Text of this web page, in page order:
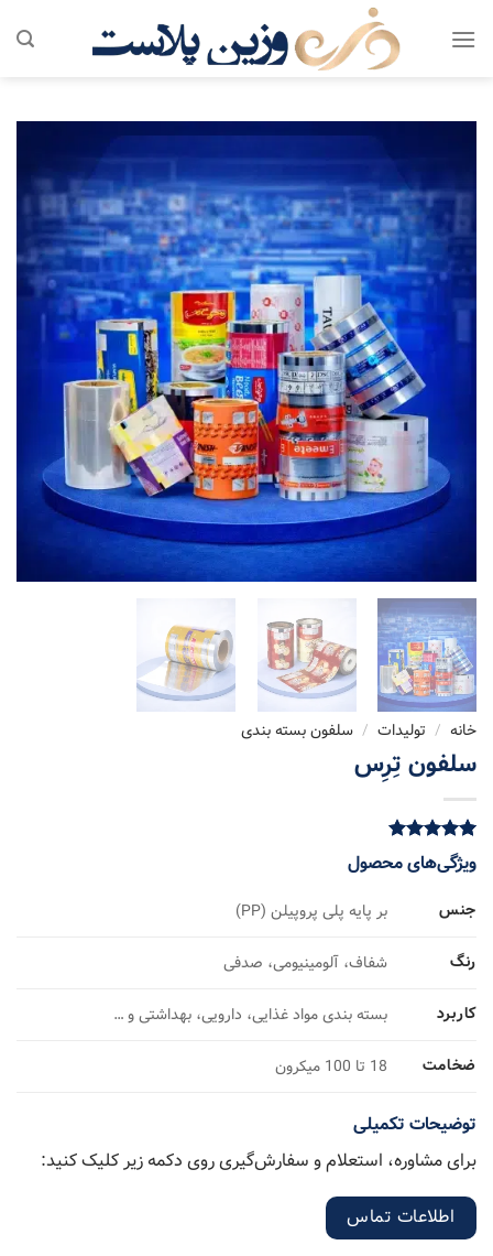
خانه / تولیدات / سلفون بسته بندی
سلفون تِرِس
امتیاز 5.00
از 5 امتیاز
ویژگی‌های محصول
جنس بر پایه پلی پروپیلن (PP)
رنگ شفاف، آلومینیومی، صدفی
کاربرد بسته بندی مواد غذایی، دارویی، بهداشتی و …
ضخامت 18 تا 100 میکرون
توضیحات تکمیلی
برای مشاوره، استعلام و سفارش‌گیری روی دکمه زیر کلیک کنید:
اطلاعات تماس